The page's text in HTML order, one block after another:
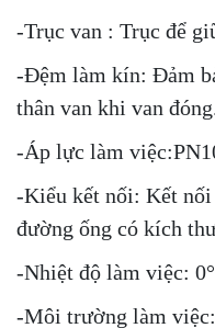
-Trục van : Trục để
-Đệm làm kín: Đảm
thân van khi van
-Áp lực làm
-Kiểu kết nối: Kết
đường ống có kích
-Nhiệt độ làm việc:
-Môi trường làm